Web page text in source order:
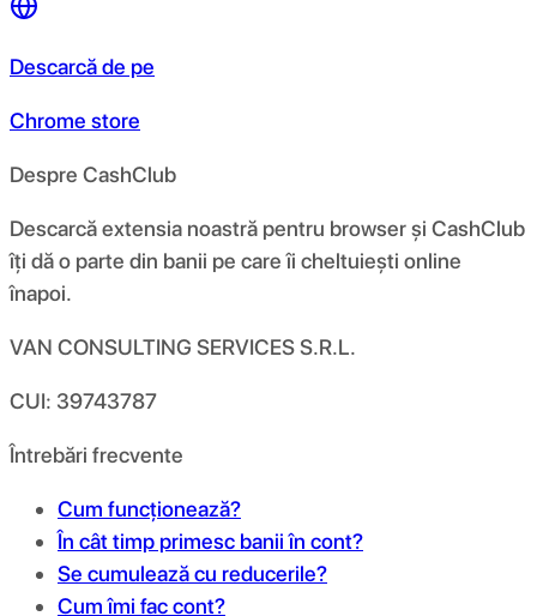
Descarcă de pe
Chrome store
Despre CashClub
Descarcă extensia noastră pentru browser și CashClub
îți dă o parte din banii pe care îi cheltuiești online
înapoi.
VAN CONSULTING SERVICES S.R.L.
CUI: 39743787
Întrebări frecvente
Cum funcționează?
În cât timp primesc banii în cont?
Se cumulează cu reducerile?
Cum îmi fac cont?